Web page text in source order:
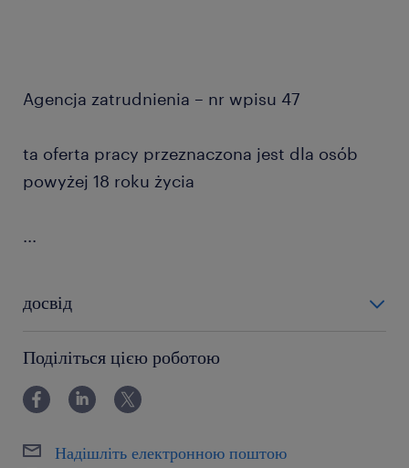
Agencja zatrudnienia – nr wpisu 47
ta oferta pracy przeznaczona jest dla osób
powyżej 18 roku życia
...
досвід
Поділіться цією роботою
Надішліть електронною поштою